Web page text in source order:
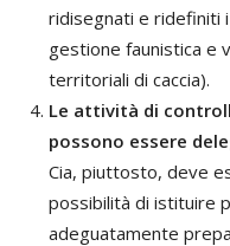
ridisegnati e ridefiniti
gestione faunistica e
territoriali di caccia).
Le attività di
possono essere
Cia, piuttosto, deve
possibilità di istituire
adeguatamente